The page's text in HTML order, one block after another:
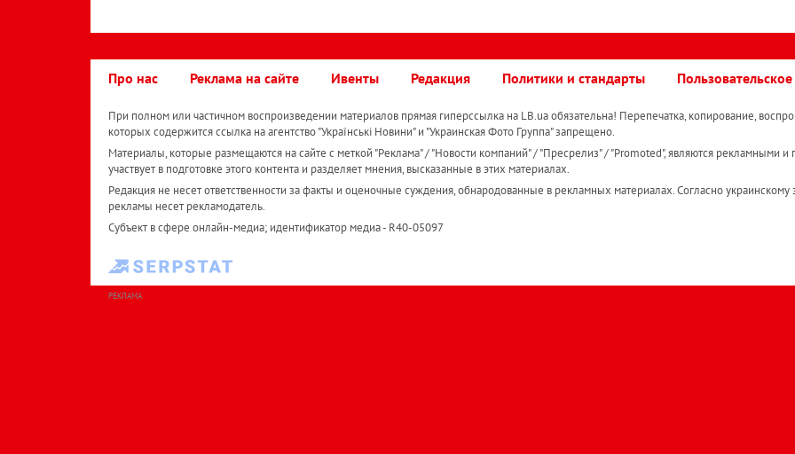
Про нас Реклама на сайте Ивенты Редакция Политики и стандарты
При полном или частичном воспроизведении материалов прямая гиперссылка на LB.ua обязательна! Перепечатка, копирование,
которых содержится ссылка на агентство "Українськi Новини" и "Украинская Фото Группа" запрещено.
Материалы, которые размещаются на сайте с меткой "Реклама" / "Новости компаний" / "Пресрелиз" / "Promoted", являются рекламными и
участвует в подготовке этого контента и разделяет мнения, высказанные в этих материалах.
Редакция не несет ответственности за факты и оценочные суждения, обнародованные в рекламных материалах. Согласно украинскому
рекламы несет рекламодатель.
Субъект в сфере онлайн-медиа; идентификатор медиа - R40-05097
РЕКЛАМА